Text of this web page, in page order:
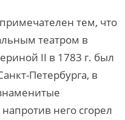
тем, что
театром в
II в 1783 г. был
Петербурга, в
него сгорел